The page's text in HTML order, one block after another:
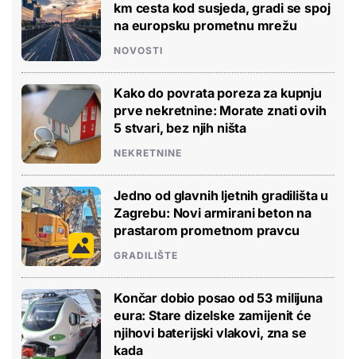
km cesta kod susjeda, gradi se spoj
na europsku prometnu mrežu
NOVOSTI
Kako do povrata poreza za kupnju
prve nekretnine: Morate znati ovih
5 stvari, bez njih ništa
NEKRETNINE
Jedno od glavnih ljetnih gradilišta u
Zagrebu: Novi armirani beton na
prastarom prometnom pravcu
GRADILIŠTE
Končar dobio posao od 53 milijuna
eura: Stare dizelske zamijenit će
njihovi baterijski vlakovi, zna se
kada